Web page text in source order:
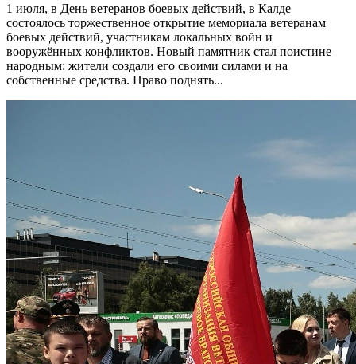
1 июля, в День ветеранов боевых действий, в Калде
состоялось торжественное открытие мемориала ветеранам
боевых действий, участникам локальных войн и
вооружённых конфликтов. Новый памятник стал поистине
народным: жители создали его своими силами и на
собственные средства. Право поднять...